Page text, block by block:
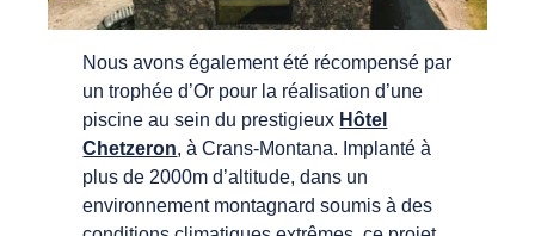
Nous avons également été récompensé par
un trophée d’Or pour la réalisation d’une
piscine au sein du prestigieux Hôtel
Chetzeron, à Crans-Montana. Implanté à
plus de 2000m d’altitude, dans un
environnement montagnard soumis à des